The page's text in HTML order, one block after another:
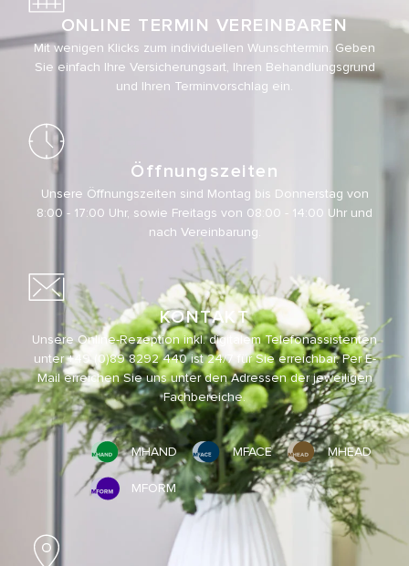
ONLINE TERMIN VEREINBAREN
Mit wenigen Klicks zum individuellen Wunschtermin. Geben
Sie einfach Ihre Versicherungsart, Ihren Behandlungsgrund
und Ihren Terminvorschlag ein.
Öffnungszeiten
Unsere Öffnungszeiten sind Montag bis Donnerstag von
8:00 - 17:00 Uhr, sowie Freitags von 08:00 - 14:00 Uhr und
nach Vereinbarung.
KONTAKT
Unsere Online-Rezeption inkl. digitalem Telefonassistenten
unter+49 (0)89 8292 440ist 24/7 für Sie erreichbar. Per E-
Mail erreichen Sie uns unter den Adressen der jeweiligen
Fachbereiche.
MHAND MFACE MHEAD
MFORM